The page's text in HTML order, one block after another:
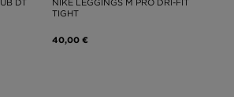
DT
NIKE LEGGINGS M PRO DRI-FIT
TIGHT
40,00 €